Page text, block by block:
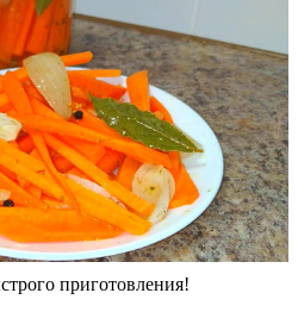
приготовления!